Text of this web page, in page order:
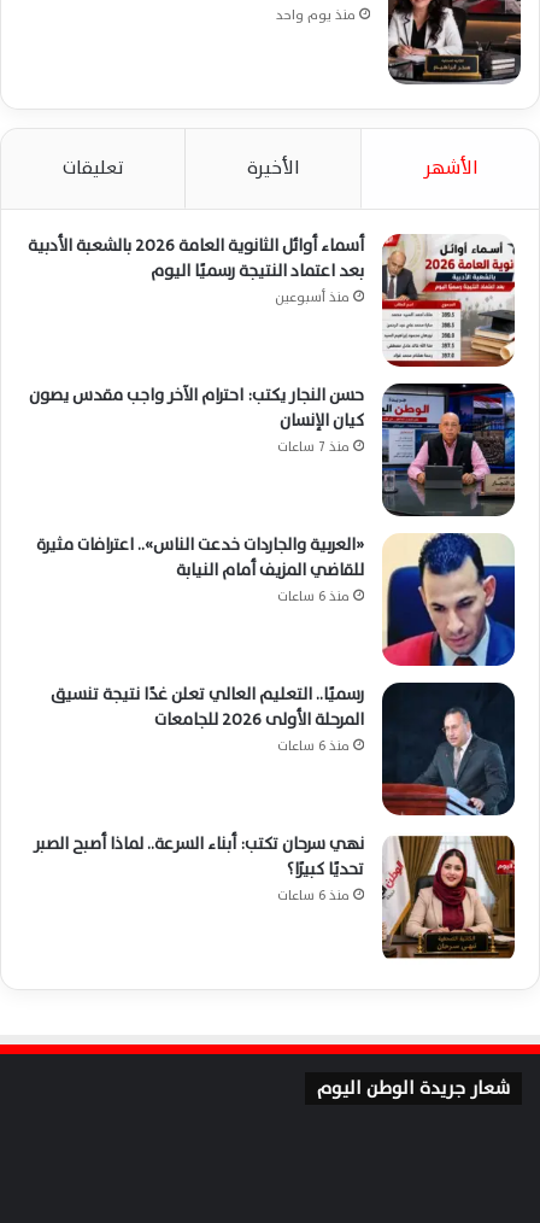
منذ يوم واحد
الأشهر الأخيرة تعليقات
أسماء أوائل الثانوية العامة 2026 بالشعبة الأدبية
بعد اعتماد النتيجة رسميًا اليوم
منذ أسبوعين
حسن النجار يكتب: احترام الآخر واجب مقدس يصون
كيان الإنسان
منذ 7 ساعات
«العربية والجاردات خدعت الناس».. اعترافات مثيرة
للقاضي المزيف أمام النيابة
منذ 6 ساعات
رسميًا.. التعليم العالي تعلن غدًا نتيجة تنسيق
المرحلة الأولى 2026 للجامعات
منذ 6 ساعات
نهي سرحان تكتب: أبناء السرعة.. لماذا أصبح الصبر
تحديًا كبيرًا؟
منذ 6 ساعات
شعار جريدة الوطن اليوم